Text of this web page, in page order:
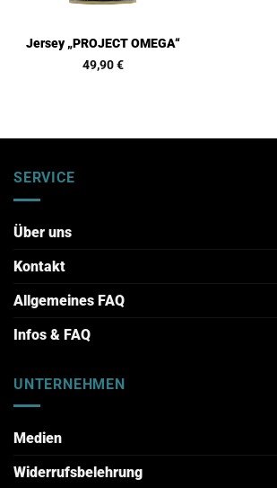
Jersey „PROJECT OMEGA“
49,90€
SERVICE
Über uns
Kontakt
Allgemeines FAQ
Infos & FAQ
UNTERNEHMEN
Medien
Widerrufsbelehrung